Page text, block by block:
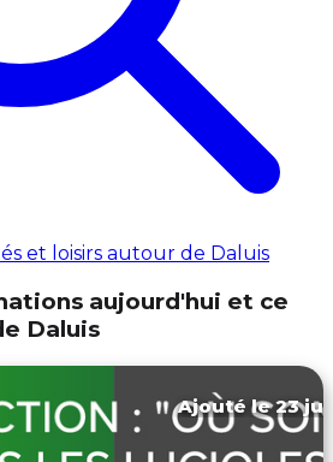
et loisirs autour de Daluis
aujourd'hui et ce
Daluis
Ajouté le 23